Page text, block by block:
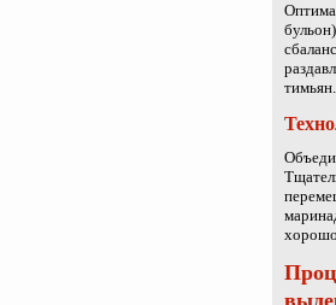
тимьян.